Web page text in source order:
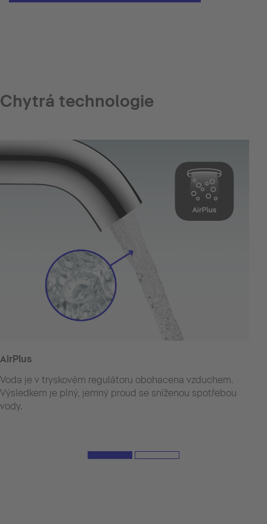
Chytrá technologie
AirPlus
Voda je v tryskovém regulátoru obohacena vzduchem.
Výsledkem je plný, jemný proud se sníženou spotřebou
vody.